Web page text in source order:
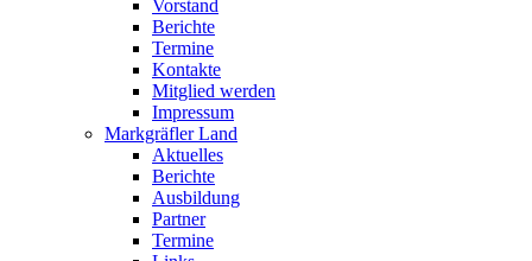
Vorstand
Berichte
Termine
Kontakte
Mitglied werden
Impressum
Markgräfler Land
Aktuelles
Berichte
Ausbildung
Partner
Termine